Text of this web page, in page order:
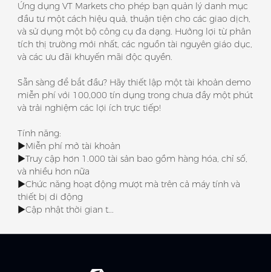
Ứng dụng VT Markets cho phép bạn quản lý danh mục
đầu tư một cách hiệu quả, thuận tiện cho các giao dịch,
và sử dụng một bộ công cụ đa dạng. Hưởng lợi từ phân
tích thị trường mới nhất, các nguồn tài nguyên giáo dục,
và các ưu đãi khuyến mãi độc quyền.
Sẵn sàng để bắt đầu? Hãy thiết lập một tài khoản demo
miễn phí với 100,000 tín dụng trong chưa đầy một phút
và trải nghiệm các lợi ích trực tiếp!
Tính năng:
▶Miễn phí mở tài khoản
▶Truy cập hơn 1.000 tài sản bao gồm hàng hóa, chỉ số,
và nhiều hơn nữa
▶Chức năng hoạt động mượt mà trên cả máy tính và
thiết bị di động
▶Cập nhật thời gian t...